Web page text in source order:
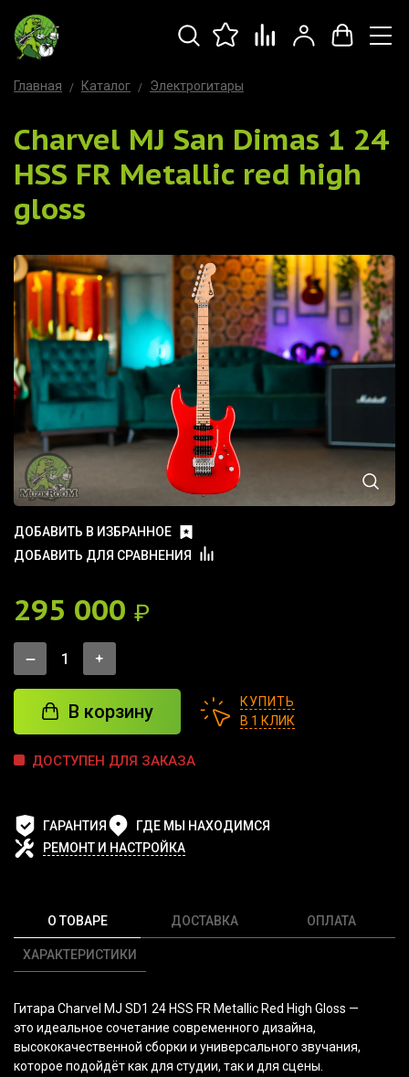
Главная Каталог Электрогитары
Charvel MJ San Dimas 1 24
HSS FR Metallic red high
gloss
ДОБАВИТЬ В ИЗБРАННОЕ
ДОБАВИТЬ ДЛЯ СРАВНЕНИЯ
295 000 ₽
В корзину
КУПИТЬ
В 1 КЛИК
ДОСТУПЕН ДЛЯ ЗАКАЗА
ГАРАНТИЯ
ГДЕ МЫ НАХОДИМСЯ
РЕМОНТ И НАСТРОЙКА
О ТОВАРЕ
ХАРАКТЕРИСТИКИ
ДОСТАВКА ОПЛАТА
Гитара Charvel MJ SD1 24 HSS FR Metallic Red High Gloss —
это идеальное сочетание современного дизайна,
высококачественной сборки и универсального звучания,
которое подойдёт как для студии, так и для сцены.